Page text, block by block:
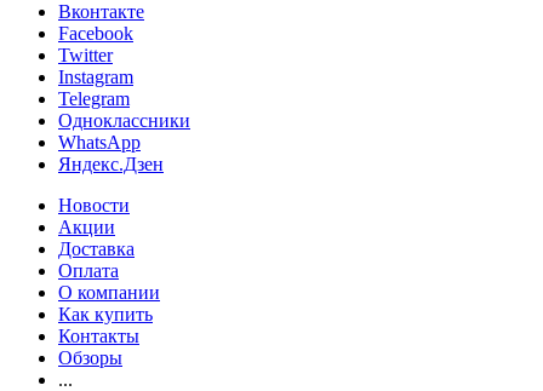
Вконтакте
Facebook
Twitter
Instagram
Telegram
Одноклассники
WhatsApp
Яндекс.Дзен
Новости
Акции
Доставка
Оплата
О компании
Как купить
Контакты
Обзоры
...